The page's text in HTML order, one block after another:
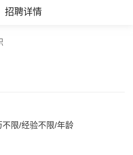
招聘详情
限/经验不限/年龄